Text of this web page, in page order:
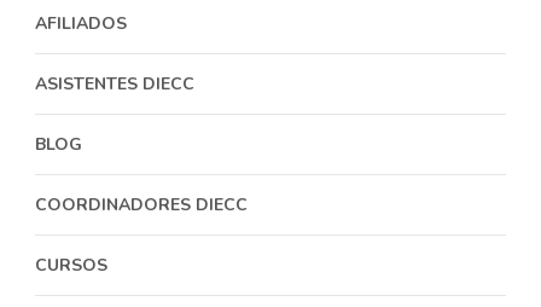
AFILIADOS
ASISTENTES DIECC
BLOG
COORDINADORES DIECC
CURSOS